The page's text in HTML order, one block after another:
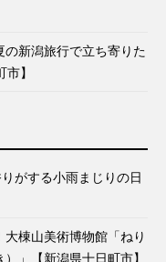
新潟旅行で立ち寄りた
】
がする小雨まじりの日
棟山美術博物館「ねり
」【新潟県十日町市】